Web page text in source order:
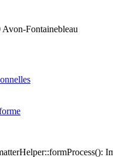
Fontainebleau